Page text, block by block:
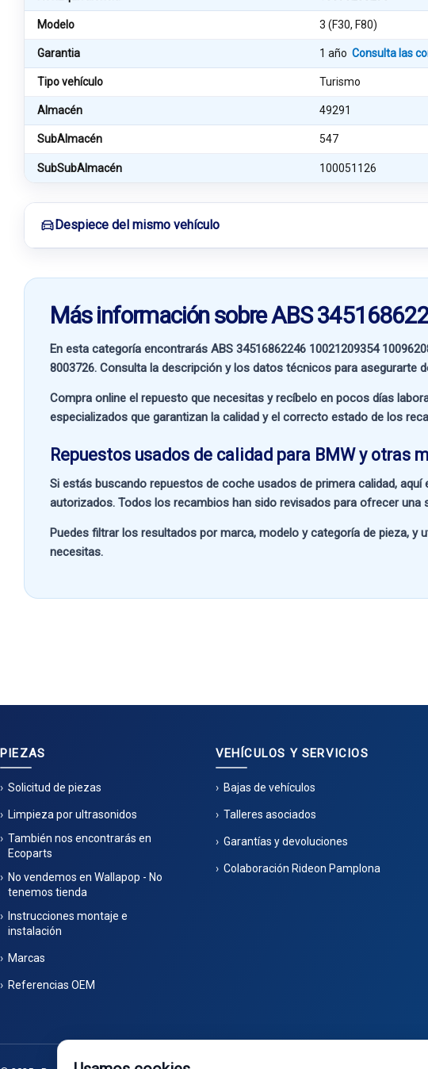
Modelo 3 (F30, F80)
Garantia 1 añoConsulta las
Tipo vehículo Turismo
Almacén 49291
SubAlmacén 547
SubSubAlmacén 100051126
Despiece del mismo vehículo
Más información sobre ABS
En esta categoría encontrarás ABS 34516862246 10021209354
8003726. Consulta la descripción y los datos técnicos para asegurarte
Compra online el repuesto que necesitas y recíbelo en pocos días
especializados que garantizan la calidad y el correcto estado de los
Repuestos usados de calidad para BMW y otras
Si estás buscando repuestos de coche usados de primera calidad, aquí
autorizados. Todos los recambios han sido revisados para ofrecer una
Puedes filtrar los resultados pormarca, modelo y categoría de pieza, y
necesitas.
PIEZAS
Solicitud de piezas
Limpieza por ultrasonidos
También nos encontrarás en
Ecoparts
No vendemos en Wallapop - No
tenemos tienda
Instrucciones montaje e
instalación
Marcas
Referencias OEM
VEHÍCULOS Y SERVICIOS
Bajas de vehículos
Talleres asociados
Garantías y devoluciones
Colaboración Rideon Pamplona